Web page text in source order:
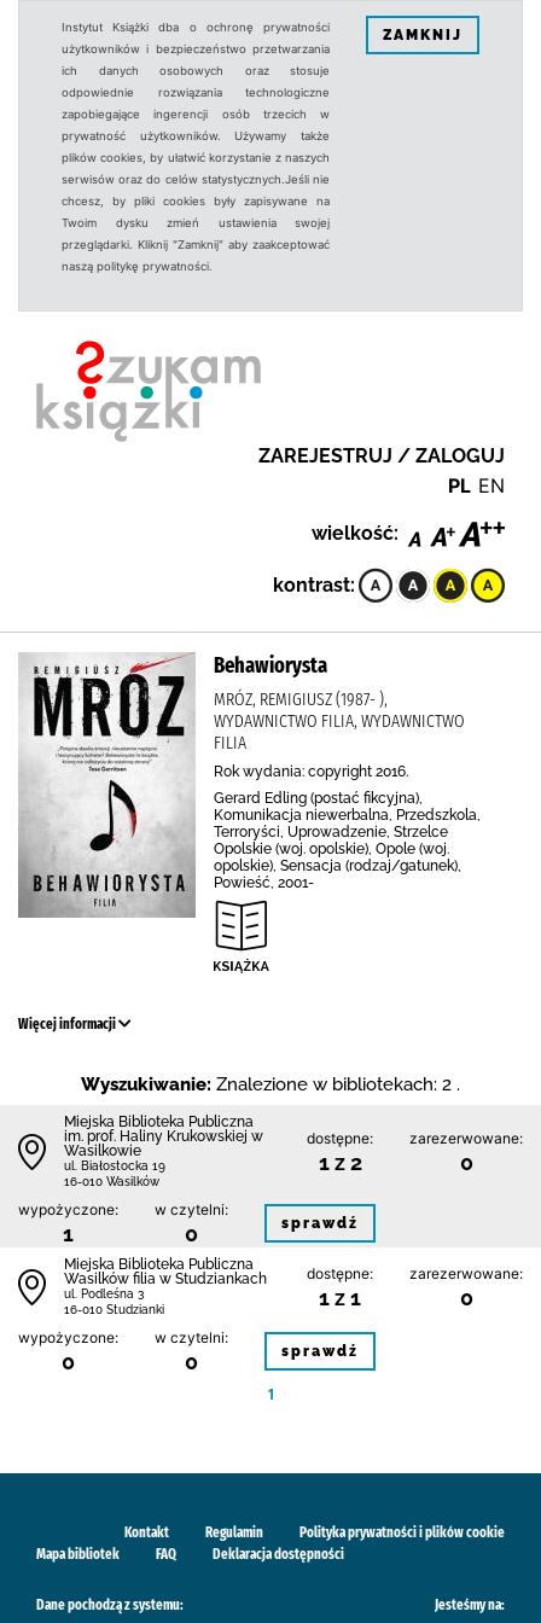
Instytut Książki dba o ochronę prywatności
użytkowników i bezpieczeństwo przetwarzania
ich danych osobowych oraz stosuje
odpowiednie rozwiązania technologiczne
zapobiegające ingerencji osób trzecich w
prywatność użytkowników. Używamy także
plików cookies, by ułatwić korzystanie z naszych
serwisów oraz do celów statystycznych.Jeśli nie
chcesz, by pliki cookies były zapisywane na
Twoim dysku zmień ustawienia swojej
przeglądarki. Kliknij "Zamknij" aby zaakceptować
naszą politykę prywatności.
ZAMKNIJ
ZAREJESTRUJ / ZALOGUJ
PL EN
wielkość:
kontrast:
Behawiorysta
MRÓZ, REMIGIUSZ (1987- ),
WYDAWNICTWO FILIA, WYDAWNICTWO
FILIA
Rok wydania: copyright 2016.
Gerard Edling (postać fikcyjna),
Komunikacja niewerbalna, Przedszkola,
Terroryści, Uprowadzenie, Strzelce
Opolskie (woj. opolskie), Opole (woj.
opolskie), Sensacja (rodzaj/gatunek),
Powieść, 2001-
Więcej informacji
Wyszukiwanie: Znalezione w bibliotekach: 2 .
Miejska Biblioteka Publiczna
im. prof. Haliny Krukowskiej w
Wasilkowie
ul. Białostocka 19
16-010 Wasilków
dostępne:
1 z 2
zarezerwowane:
0
wypożyczone:
1
w czytelni:
0 sprawdź
Miejska Biblioteka Publiczna
Wasilków filia w Studziankach
ul. Podleśna 3
16-010 Studzianki
dostępne:
1 z 1
zarezerwowane:
0
wypożyczone:
0
w czytelni:
0 sprawdź
1
Kontakt Regulamin
Polityka prywatności i plików cookie
Mapa bibliotek
FAQ Deklaracja dostępności
Dane pochodzą z systemu: Jesteśmy na: